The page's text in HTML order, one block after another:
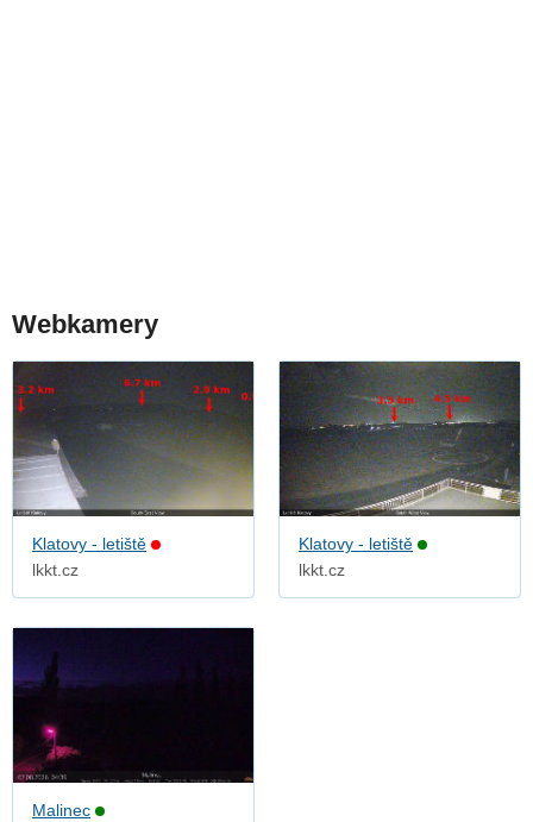
Webkamery
Klatovy - letiště
lkkt.cz
Klatovy - letiště
lkkt.cz
Malinec